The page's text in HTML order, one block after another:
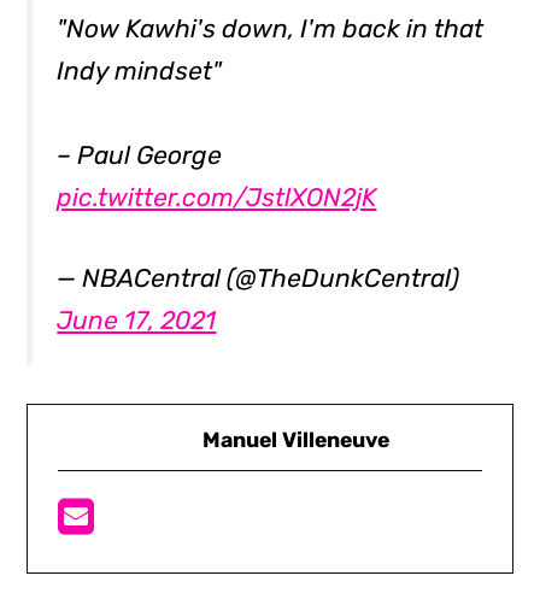
"Now Kawhi's down, I'm back in that
Indy mindset"
– Paul George
pic.twitter.com/JstlXON2jK
— NBACentral (@TheDunkCentral)
June 17, 2021
Manuel Villeneuve